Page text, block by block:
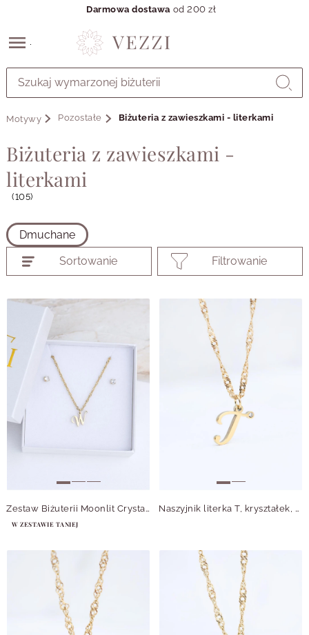
GŁÓWNEJ
PRODUKTÓW
MENU
UŻYTKOWNIKA
WYSZUKIWARKI
Darmowa dostawa od 200 zł
Motywy Pozostałe Biżuteria z zawieszkami - literkami
Biżuteria z zawieszkami -
literkami
(105)
Dmuchane
Sortowanie
Filtrowanie
Zestaw Biżuterii Moonlit Crystals
W ZESTAWIE TANIEJ
Naszyjnik literka T, kryształek, stal pozłacana S315646Z00